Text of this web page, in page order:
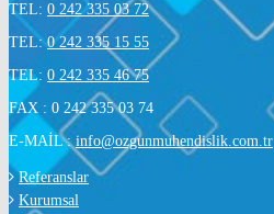
TEL: 0 242 335 03 72
TEL:0 242 335 15 55
TEL: 0 242 335 46 75
FAX : 0 242 335 03 74
E-MAİL :info@ozgunmuhendislik.com.tr
Referanslar
Kurumsal